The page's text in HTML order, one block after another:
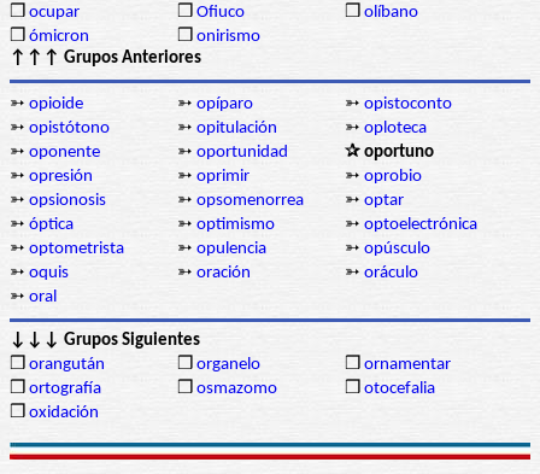
❒ ocupar ❒ Ofiuco ❒ olíbano
❒ ómicron ❒ onirismo
↑↑↑ Grupos Anteriores
➳ opioide ➳ opíparo ➳ opistoconto
➳ opistótono ➳ opitulación ➳ oploteca
➳ oponente ➳ oportunidad
✰ oportuno
➳ opresión ➳ oprimir ➳ oprobio
➳ opsionosis ➳ opsomenorrea ➳ optar
➳ óptica ➳ optimismo ➳ optoelectrónica
➳ optometrista ➳ opulencia ➳ opúsculo
➳ oquis ➳ oración ➳ oráculo
➳ oral
↓↓↓ Grupos Siguientes
❒ orangután ❒ organelo ❒ ornamentar
❒ ortografía ❒ osmazomo ❒ otocefalia
❒ oxidación